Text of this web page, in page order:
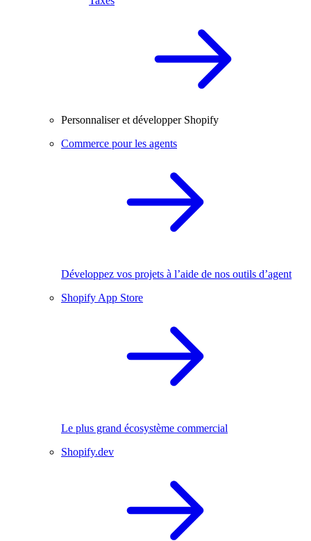
Personnaliser et développer Shopify
Commerce pour les agents
Développez vos projets à l’aide de nos outils d’agent
Shopify App Store
Le plus grand écosystème commercial
Shopify.dev